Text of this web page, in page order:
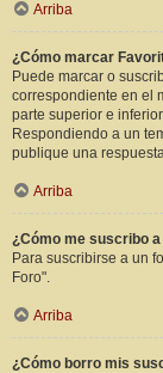
Arriba
¿Cómo marcar
Puede marcar o
correspondiente en el
parte superior e
Respondiendo a un
publique una
Arriba
¿Cómo me suscribo
Para suscribirse a un
Foro".
Arriba
¿Cómo borro mis